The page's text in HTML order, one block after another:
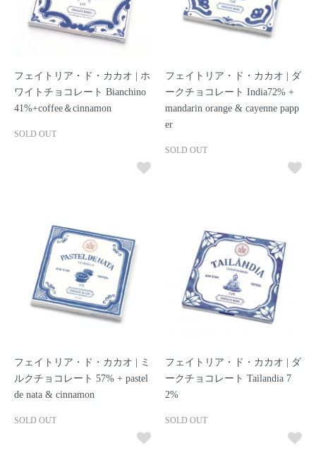
フェイトリア・ド・カカオ | ホ
ワイトチョコレート Bianchino
41%+coffee＆cinnamon
SOLD OUT
フェイトリア・ド・カカオ | ダ
ークチョコレート India72% +
mandarin orange & cayenne papp
er
SOLD OUT
フェイトリア・ド・カカオ | ミ
ルクチョコレート 57% + pastel
de nata & cinnamon
SOLD OUT
フェイトリア・ド・カカオ | ダ
ークチョコレート Tailandia 7
2%
SOLD OUT